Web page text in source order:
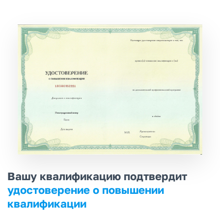
Вашу квалификацию подтвердит
удостоверение о повышении
квалификации